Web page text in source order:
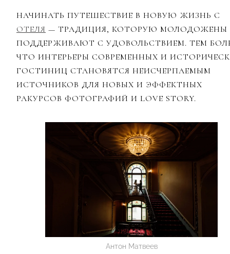
НАЧИНАТЬ ПУТЕШЕСТВИЕ В НОВУЮ ЖИЗНЬ С
ОТЕЛЯ — ТРАДИЦИЯ, КОТОРУЮ МОЛОДОЖЕНЫ
ПОДДЕРЖИВАЮТ С УДОВОЛЬСТВИЕМ. ТЕМ
ЧТО ИНТЕРЬЕРЫ СОВРЕМЕННЫХ И
ГОСТИНИЦ СТАНОВЯТСЯ НЕИСЧЕРПАЕМЫМ
ИСТОЧНИКОВ ДЛЯ НОВЫХ И ЭФФЕКТНЫХ
РАКУРСОВ ФОТОГРАФИЙ И LOVE STORY.
Антон Матвеев